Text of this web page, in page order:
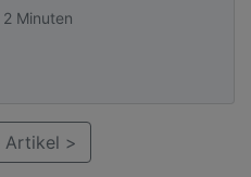
Minuten
Artikel >